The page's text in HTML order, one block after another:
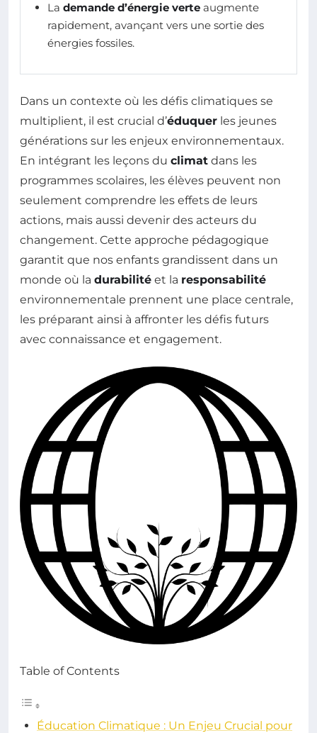
La demande d’énergie verte augmente
rapidement, avançant vers une sortie des
énergies fossiles.
Dans un contexte où les défis climatiques se
multiplient, il est crucial d’éduquer les jeunes
générations sur les enjeux environnementaux.
En intégrant les leçons du climat dans les
programmes scolaires, les élèves peuvent non
seulement comprendre les effets de leurs
actions, mais aussi devenir des acteurs du
changement. Cette approche pédagogique
garantit que nos enfants grandissent dans un
monde où la durabilité et la responsabilité
environnementale prennent une place centrale,
les préparant ainsi à affronter les défis futurs
avec connaissance et engagement.
Table of Contents
Éducation Climatique : Un Enjeu Crucial pour